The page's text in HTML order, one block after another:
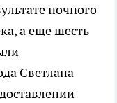
ночного
а еще шесть
Светлана